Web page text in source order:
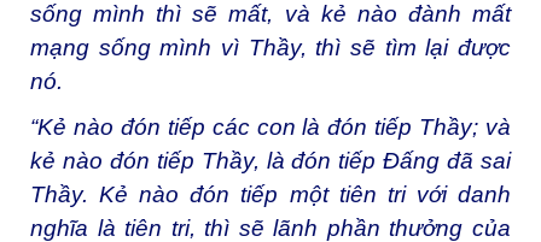
sống mình thì sẽ mất, và kẻ nào đành mất
mạng sống mình vì Thầy, thì sẽ tìm lại được
nó.
“Kẻ nào đón tiếp các con là đón tiếp Thầy; và
kẻ nào đón tiếp Thầy, là đón tiếp Ðấng đã sai
Thầy. Kẻ nào đón tiếp một tiên tri với danh
nghĩa là tiên tri, thì sẽ lãnh phần thưởng của